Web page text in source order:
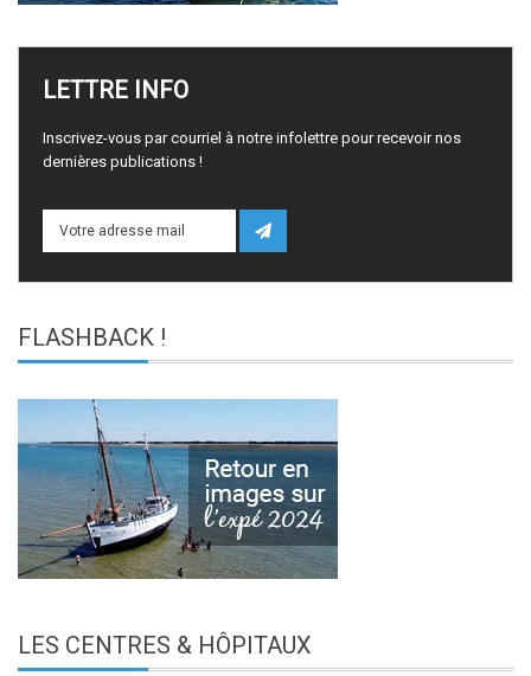
LETTRE INFO
Inscrivez-vous par courriel à notre infolettre pour recevoir nos
dernières publications !
FLASHBACK !
LES CENTRES & HÔPITAUX